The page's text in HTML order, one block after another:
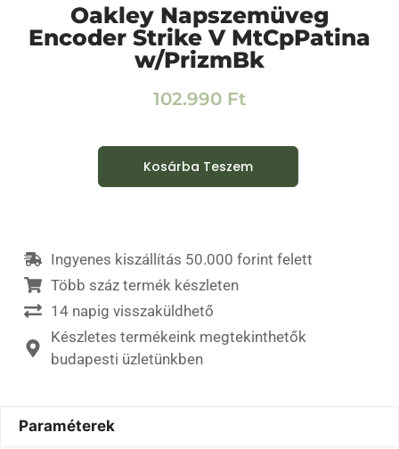
Oakley Napszemüveg
Encoder Strike V MtCpPatina
w/PrizmBk
102.990 Ft
Kosárba Teszem
Ingyenes kiszállítás 50.000 forint felett
Több száz termék készleten
14 napig visszaküldhető
Készletes termékeink megtekinthetők
budapesti üzletünkben
Paraméterek